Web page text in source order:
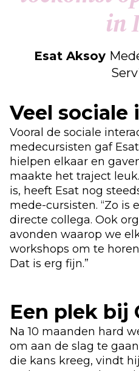
in
Esat Aksoy
Veel sociale
Vooral de sociale
medecursisten gaf
hielpen elkaar en
maakte het traject
is, heeft Esat nog
mede-cursisten. “Zo is
directe collega. Ook
avonden waarop we
workshops om te
Dat is erg fijn.”
Een plek bij
Na 10 maanden hard
om aan de slag te
die kans kreeg, vindt